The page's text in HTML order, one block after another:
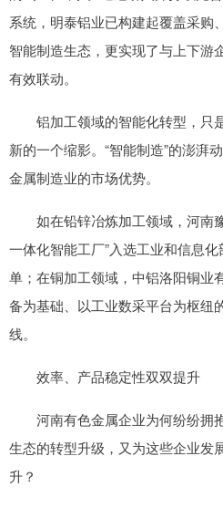
系统，明泰铝业已构建起覆盖采购
智能制造生态，更实现了与上下游
有效联动。
铝加工领域的智能化转型，只
新的一个缩影。“智能制造”的澎湃
金属制造业的市场优势。
如在铅锌冶炼加工领域，河南
一体化智能工厂”入选工业和信息
单；在铜加工领域，中铝洛阳铜业
备为基础、以工业数采平台为枢纽
线。
效率、产品稳定性双双提升
河南有色金属企业为何纷纷拥
生态的转型升级，又为这些企业发
升？